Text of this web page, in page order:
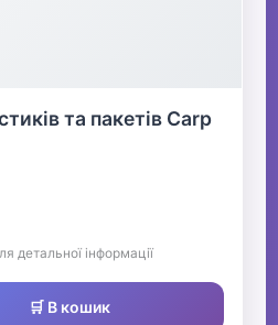
та пакетів Carp
детальної інформації
🛒 В кошик